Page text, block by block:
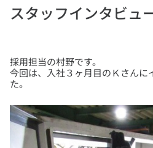
スタッフインタビュ
採用担当の村野です。
今回は、入社３ヶ月目のＫさんに